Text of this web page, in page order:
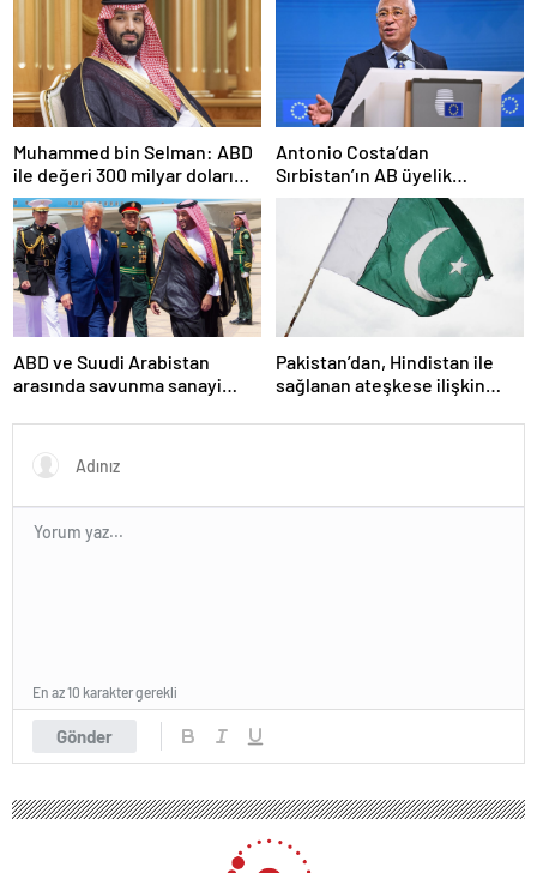
Muhammed bin Selman: ABD
ile değeri 300 milyar doları
aşan anlaşmalar imzaladık
Antonio Costa’dan
Sırbistan’ın AB üyelik
sürecine ilişkin açıklama
ABD ve Suudi Arabistan
arasında savunma sanayi
Pakistan’dan, Hindistan ile
sağlanan ateşkese ilişkin
Gönder
En az 10 karakter gerekli